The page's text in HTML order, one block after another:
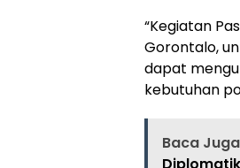
“Kegiatan
Gorontalo,
dapat
kebutuhan
Baca